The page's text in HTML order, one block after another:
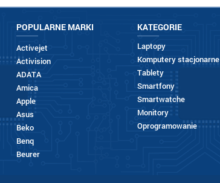
POPULARNE MARKI
Activejet
Activision
ADATA
Amica
Apple
Asus
Beko
Benq
Beurer
KATEGORIE
Laptopy
Komputery stacjonarne
Tablety
Smartfony
Smartwatche
Monitory
Oprogramowanie